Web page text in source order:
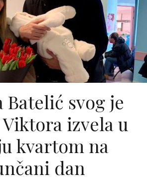
Batelić svog je
izvela u
kvartom na
dan